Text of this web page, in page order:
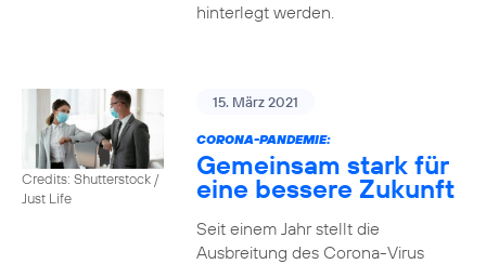
hinterlegt werden.
Credits: Shutterstock /
Just Life
15. März 2021
CORONA-PANDEMIE:
Gemeinsam stark für
eine bessere Zukunft
Seit einem Jahr stellt die
Ausbreitung des Corona-Virus